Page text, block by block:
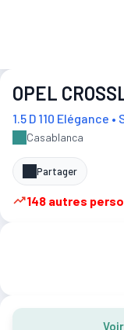
OPEL
1.5 D 110 Elégance •
Casablanca
Partager
148 autres